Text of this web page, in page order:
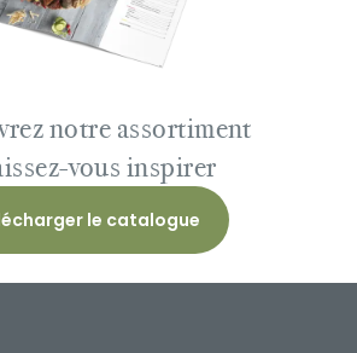
notre assortiment
vous inspirer
le catalogue